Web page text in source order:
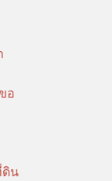
อ
ดิน